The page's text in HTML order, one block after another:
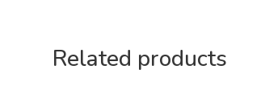
Related products